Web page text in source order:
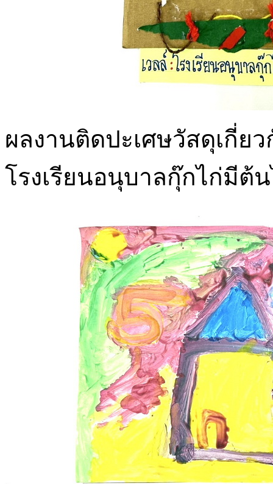
ผลงานติดปะเศษวัสดุเกี่ยว
โรงเรียนอนุบาลกุ๊กไก่มีต้น